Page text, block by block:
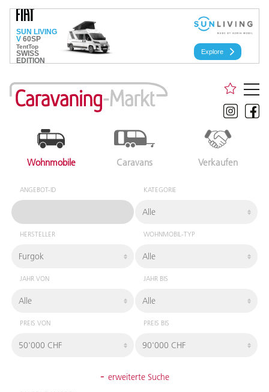
Wohnmobile Caravans Verkaufen
ANGEBOT-ID KATEGORIE
HERSTELLER WOHNMOBIL-TYP
JAHR VON JAHR BIS
PREIS VON PREIS BIS
- erweiterte Suche